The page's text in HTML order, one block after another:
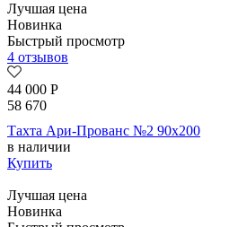
Лучшая цена
Новинка
Быстрый просмотр
4 отзывов
44 000 Р
58 670
Тахта Ари-Прованс №2 90х200
в наличии
Купить
Лучшая цена
Новинка